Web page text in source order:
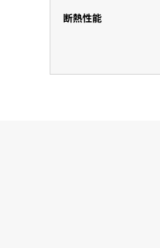
断熱性能